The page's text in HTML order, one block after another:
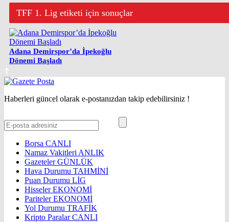
TFF 1. Lig etiketi için sonuçlar
Adana Demirspor’da İpekoğlu
Dönemi Başladı
Haberleri güncel olarak e-postanızdan takip edebilirsiniz !
Borsa CANLI
Namaz Vakitleri ANLIK
GazetelerGÜNLÜK
Hava Durumu TAHMİNİ
Puan Durumu LİG
HisselerEKONOMİ
ParitelerEKONOMİ
Yol Durumu TRAFİK
Kripto ParalarCANLI